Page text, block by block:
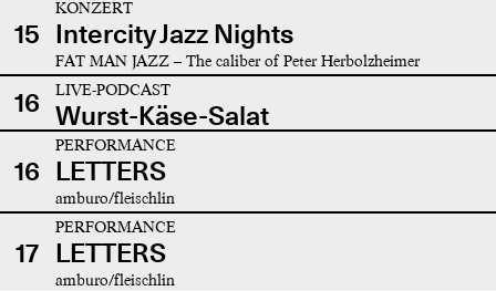
15
KONZERT
Intercity Jazz Nights
FAT MAN JAZZ – The caliber of Peter Herbolzheimer
16 LIVE-PODCAST
Wurst-Käse-Salat
16
PERFORMANCE
LETTERS
amburo/fleischlin
17
PERFORMANCE
LETTERS
amburo/fleischlin